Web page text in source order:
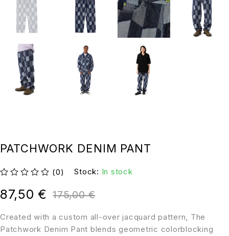
PATCHWORK DENIM PANT
(0) Stock: In stock
Created with a custom all-over jacquard pattern, The
Patchwork Denim Pant blends geometric colorblocking
175,00€
87,50 €